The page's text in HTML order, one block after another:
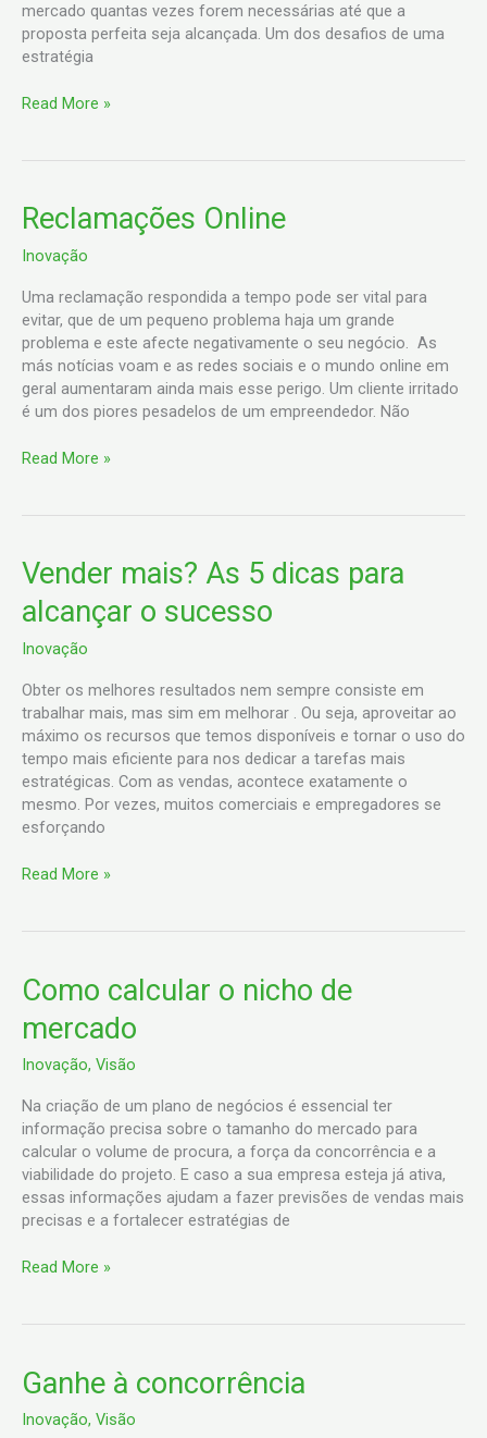
mercado quantas vezes forem necessárias até que a
proposta perfeita seja alcançada. Um dos desafios de uma
estratégia
Read More »
Reclamações Online
Inovação
Uma reclamação respondida a tempo pode ser vital para
evitar, que de um pequeno problema haja um grande
problema e este afecte negativamente o seu negócio. As
más notícias voam e as redes sociais e o mundo online em
geral aumentaram ainda mais esse perigo. Um cliente irritado
é um dos piores pesadelos de um empreendedor. Não
Reclamações
Online
Read More »
Vender mais? As 5 dicas para
alcançar o sucesso
Inovação
Obter os melhores resultados nem sempre consiste em
trabalhar mais, mas sim em melhorar . Ou seja, aproveitar ao
máximo os recursos que temos disponíveis e tornar o uso do
tempo mais eficiente para nos dedicar a tarefas mais
estratégicas. Com as vendas, acontece exatamente o
mesmo. Por vezes, muitos comerciais e empregadores se
esforçando
Vender
mais?
As
dicas
para
alcançar
Read More »
Como calcular o nicho de
mercado
Inovação, Visão
Na criação de um plano de negócios é essencial ter
informação precisa sobre o tamanho do mercado para
calcular o volume de procura, a força da concorrência e a
viabilidade do projeto. E caso a sua empresa esteja já ativa,
essas informações ajudam a fazer previsões de vendas mais
precisas e a fortalecer estratégias de
Como
calcular
o
de
mercado
Read More »
Ganhe à concorrência
Inovação, Visão
Ganhe
à
concorrência